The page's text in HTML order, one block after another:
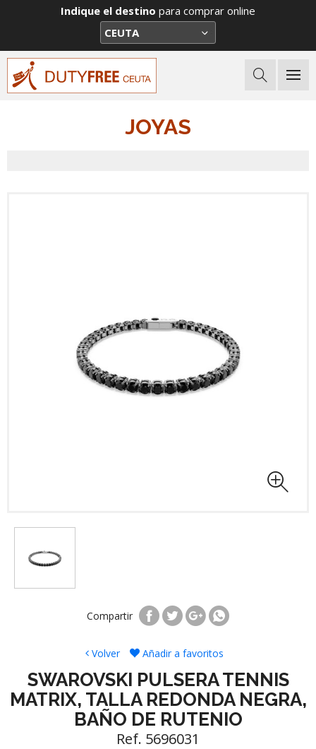
Indique el destino para comprar online
JOYAS
Compartir
Volver Añadir a favoritos
SWAROVSKI PULSERA TENNIS
MATRIX, TALLA REDONDA NEGRA,
BAÑO DE RUTENIO
Ref. 5696031